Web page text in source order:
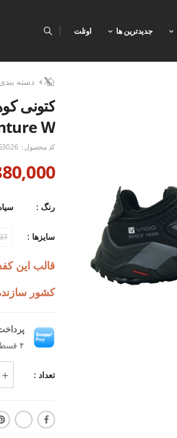
جدیدترین ها اوتلت
دسته بندی
W
کد محصول :
3,880,000
رنگ :
سایزها : 37
قالب این
کشور
۴ قسط بدون کارمزد، ماهانه ۹۷۰٬۰۰۰ تومان
تعداد :